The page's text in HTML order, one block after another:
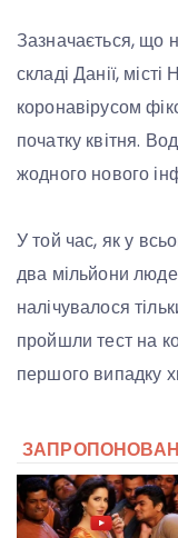
Зазначається, що
складі Данії,
коронавірусом
початку квітня.
жодного нового
У той час, як у
два мільйони
налічувалося
пройшли тест на
першого випадку